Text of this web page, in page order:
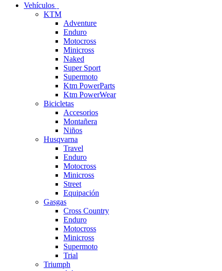
Vehículos
KTM
Adventure
Enduro
Motocross
Minicross
Naked
Super Sport
Supermoto
Ktm PowerParts
Ktm PowerWear
Bicicletas
Accesorios
Montañera
Niños
Husqvarna
Travel
Enduro
Motocross
Minicross
Street
Equipación
Gasgas
Cross Country
Enduro
Motocross
Minicross
Supermoto
Trial
Triumph